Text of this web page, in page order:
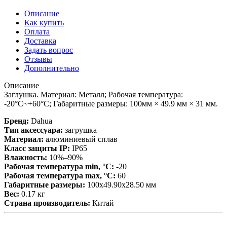
Описание
Как купить
Оплата
Доставка
Задать вопрос
Отзывы
Дополнительно
Описание
Заглушка. Материал: Металл; Рабочая температура:
-20°C~+60°C; Габаритные размеры: 100мм × 49.9 мм × 31 мм.
Бренд: Dahua
Тип аксессуара: загрушка
Материал: алюминиевый сплав
Класс защиты IP: IP65
Влажность: 10%–90%
Рабочая температура min, °С: -20
Рабочая температура max, °С: 60
Габаритные размеры: 100х49.90х28.50 мм
Вес: 0.17 кг
Страна производитель: Китай